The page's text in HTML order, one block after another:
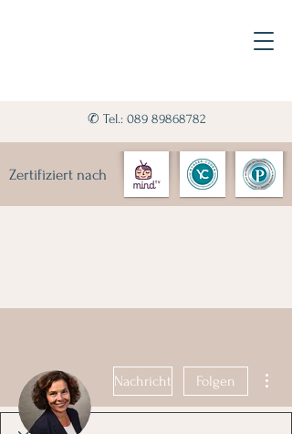
Zertifiziert nach
✆ Tel.: 089 89868782
Nachricht Folgen